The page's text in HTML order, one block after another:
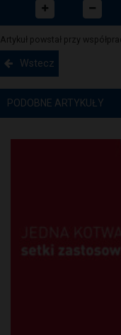
Artykuł powstał przy
Wstecz
PODOBNE ARTYKUŁY